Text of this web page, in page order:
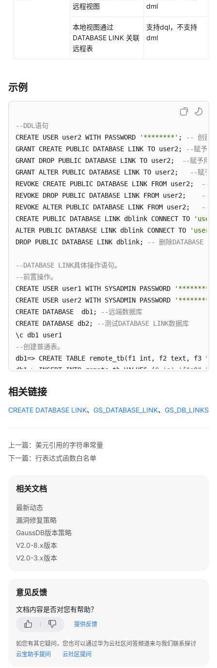
远程视图
dml
本地视图通过
DATABASE LINK 关联
远程表
支持dql，不支持
dml
示例
--DDL语句
CREATE USER user2 WITH PASSWORD
'********' ;
-- 创建
GRANT CREATE PUBLIC DATABASE LINK TO user2;
--赋予用
GRANT DROP PUBLIC DATABASE LINK TO user2;
--赋予用户
GRANT ALTER PUBLIC DATABASE LINK TO user2;
--赋予
REVOKE CREATE PUBLIC DATABASE LINK FROM user2;
--回
REVOKE DROP PUBLIC DATABASE LINK FROM user2;
--回
REVOKE ALTER PUBLIC DATABASE LINK FROM user2;
--回
CREATE PUBLIC DATABASE LINK dblink CONNECT TO
ALTER PUBLIC DATABASE LINK dblink CONNECT TO
'user1'
DROP PUBLIC DATABASE LINK dblink;
-- 删除DATABASE
--DATABASE LINK具体操作语句。
--前置操作。
CREATE USER user1 WITH SYSADMIN PASSWORD
'********'
CREATE USER user2 WITH SYSADMIN PASSWORD
'********'
CREATE DATABASE  db1;
--远端数据库
CREATE DATABASE db2;
--测试DATABASE LINK数据库
--创建普通表。
db1=> CREATE TABLE remote_tb(f1 int, f2 text, f3
db1=> INSERT INTO remote_tb VALUES (0,'a',
db1=> INSERT INTO remote_tb VALUES (
        RETURN tmp;
/
--创建同义词。
db1=> CREATE SYNONYM remote_sy FOR remote_tb;
\c db2 user2
db2=> CREATE TABLE local_tb(f1 int, f2 text, f3
db2=> SELECT * FROM remote_tb@dblink;
----+----+------------
1 | bb | {a1,b1,c1}
相关链接
CREATE DATABASE LINK、 GS_DATABASE_LINK、 GS_DB_LINKS
上一篇：美元引用的字符串常量
下一篇：行表达式函数白名单
相关文档
最新动态
漏洞修复策略
GaussDB版本策略
V2.0-8.x版本
V2.0-3.x版本
意见反馈
文档内容是否对您有帮助？
提供反馈
如您有其它疑问，您也可以通过华为云社区问答频道来与我们联系探讨
云宝助手提问
云社区提问